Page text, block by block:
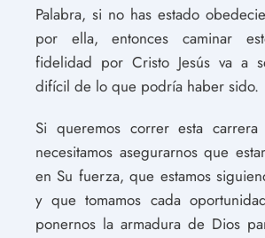
Palabra, si no has estado
por ella, entonces caminar
fidelidad por Cristo Jesús va a
difícil de lo que podría haber sido.
Si queremos correr esta carrera
necesitamos asegurarnos que
en Su fuerza, que estamos
y que tomamos cada
ponernos la armadura de Dios